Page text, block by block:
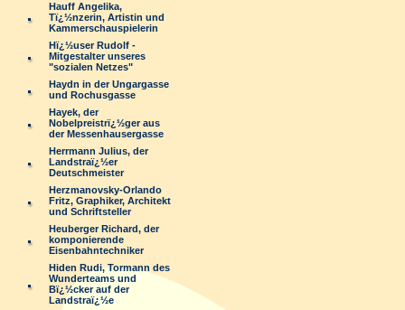
Hauff Angelika,
Tï¿½nzerin, Artistin und
Kammerschauspielerin
Hï¿½user Rudolf -
Mitgestalter unseres
"sozialen Netzes"
Haydn in der Ungargasse
und Rochusgasse
Hayek, der
Nobelpreistrï¿½ger aus
der Messenhausergasse
Herrmann Julius, der
Landstraï¿½er
Deutschmeister
Herzmanovsky-Orlando
Fritz, Graphiker, Architekt
und Schriftsteller
Heuberger Richard, der
komponierende
Eisenbahntechniker
Hiden Rudi, Tormann des
Wunderteams und
Bï¿½cker auf der
Landstraï¿½e